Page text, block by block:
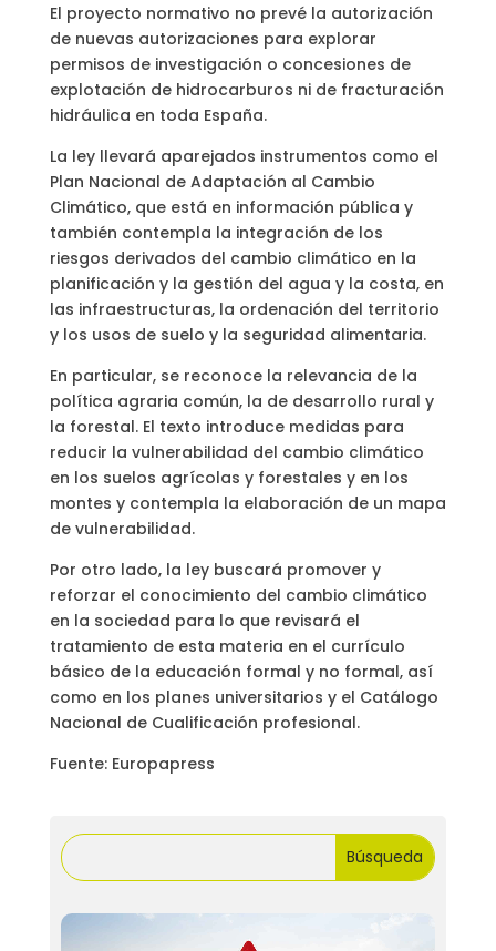
El proyecto normativo no prevé la autorización
de nuevas autorizaciones para explorar
permisos de investigación o concesiones de
explotación de hidrocarburos ni de fracturación
hidráulica en toda España.
La ley llevará aparejados instrumentos como el
Plan Nacional de Adaptación al Cambio
Climático, que está en información pública y
también contempla la integración de los
riesgos derivados del cambio climático en la
planificación y la gestión del agua y la costa, en
las infraestructuras, la ordenación del territorio
y los usos de suelo y la seguridad alimentaria.
En particular, se reconoce la relevancia de la
política agraria común, la de desarrollo rural y
la forestal. El texto introduce medidas para
reducir la vulnerabilidad del cambio climático
en los suelos agrícolas y forestales y en los
montes y contempla la elaboración de un mapa
de vulnerabilidad.
Por otro lado, la ley buscará promover y
reforzar el conocimiento del cambio climático
en la sociedad para lo que revisará el
tratamiento de esta materia en el currículo
básico de la educación formal y no formal, así
como en los planes universitarios y el Catálogo
Nacional de Cualificación profesional.
Fuente: Europapress